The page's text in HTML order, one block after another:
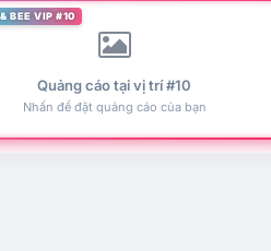
BEE VIP #10
Quảng cáo tại vị trí #10
Nhấn để đặt quảng cáo của bạn